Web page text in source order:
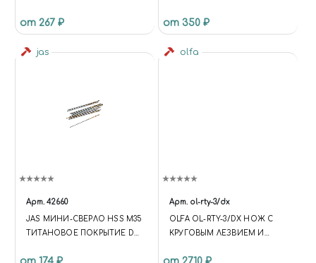
от 267 ₽
JAS 2702
от 350 ₽
jas
Арт. 42660
JAS МИНИ-СВЕРЛО HSS M35
ТИТАНОВОЕ ПОКРЫТИЕ D
olfa
Арт. ol-rty-3/dx
OLFA OL-RTY-3/DX НОЖ С
КРУГОВЫМ ЛЕЗВИЕМ И